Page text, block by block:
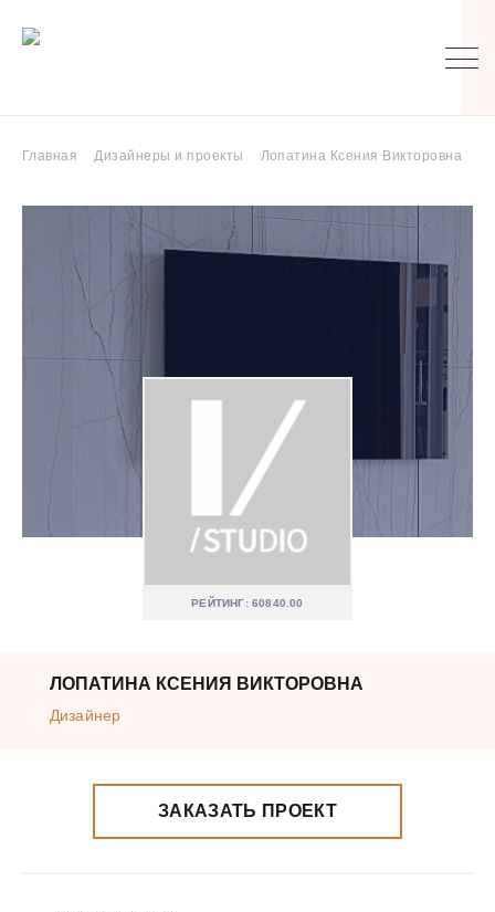
Главная Дизайнеры и проекты Лопатина Ксения Викторовна
РЕЙТИНГ: 60840.00
ЛОПАТИНА КСЕНИЯ ВИКТОРОВНА
Дизайнер
ЗАКАЗАТЬ ПРОЕКТ